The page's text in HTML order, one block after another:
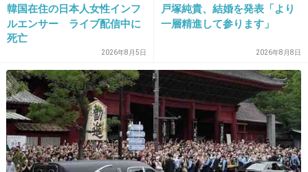
るほうが楽
手伝ってもらって当たり前、というより、
こんなことまで手伝ってくれてありがとう！と
+26 -11
25. 匿名2014/07/08(火) 22:16:36
そもそも旦那の育児に期待してない・・・
韓国在住の日本人女性インフ
ルエンサー ライブ配信中に
死亡
2026年8月5日
戸塚純貴、結婚を発表「より
一層精進して参ります」
2026年8月8日